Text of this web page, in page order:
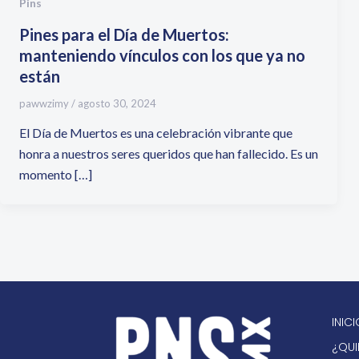
Pins
Pines para el Día de Muertos:
manteniendo vínculos con los que ya no
están
pawwzimy/ agosto 30, 2024
El Día de Muertos es una celebración vibrante que
honra a nuestros seres queridos que han fallecido. Es un
momento […]